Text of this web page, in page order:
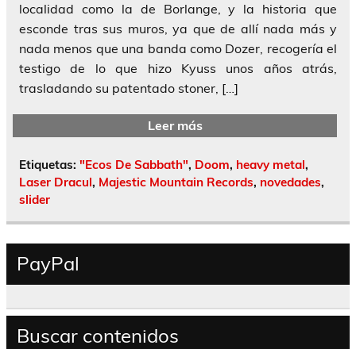
localidad como la de Borlange, y la historia que
esconde tras sus muros, ya que de allí nada más y
nada menos que una banda como Dozer, recogería el
testigo de lo que hizo Kyuss unos años atrás,
trasladando su patentado stoner, […]
Leer más
Etiquetas: "Ecos De Sabbath", Doom, heavy metal,
Laser Dracul, Majestic Mountain Records, novedades,
slider
PayPal
Buscar contenidos